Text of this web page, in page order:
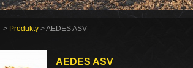
> Produkty > AEDES ASV
AEDES ASV